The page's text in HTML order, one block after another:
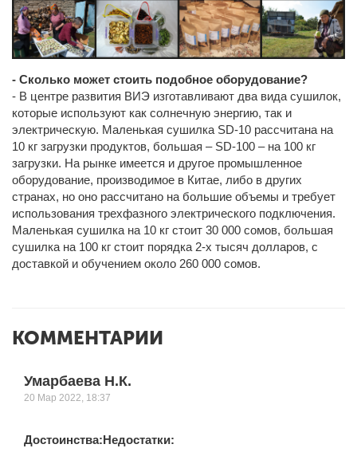
- Сколько может стоить подобное оборудование?
- В центре развития ВИЭ изготавливают два вида сушилок,
которые используют как солнечную энергию, так и
электрическую. Маленькая сушилка SD-10 рассчитана на
10 кг загрузки продуктов, большая – SD-100 – на 100 кг
загрузки. На рынке имеется и другое промышленное
оборудование, производимое в Китае, либо в других
странах, но оно рассчитано на большие объемы и требует
использования трехфазного электрического подключения.
Маленькая сушилка на 10 кг стоит 30 000 сомов, большая
сушилка на 100 кг стоит порядка 2-х тысяч долларов, с
доставкой и обучением около 260 000 сомов.
КОММЕНТАРИИ
Умарбаева Н.К.
20 Мар 2022, 18:37
Достоинства:Недостатки: